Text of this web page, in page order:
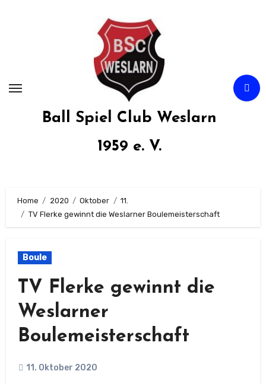
Ball Spiel Club Weslarn
1959 e. V.
Home 2020 Oktober
11.
TV Flerke gewinnt die Weslarner Boulemeisterschaft
Boule
TV Flerke gewinnt die
Weslarner
Boulemeisterschaft
11. Oktober 2020